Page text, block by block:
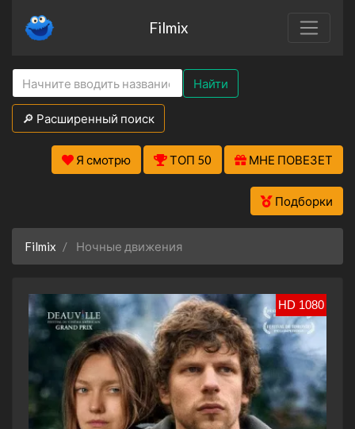
Filmix
Найти
🔎 Расширенный поиск
Я смотрю ТОП 50 МНЕ ПОВЕЗЕТ
Подборки
Filmix Ночные движения
HD 1080